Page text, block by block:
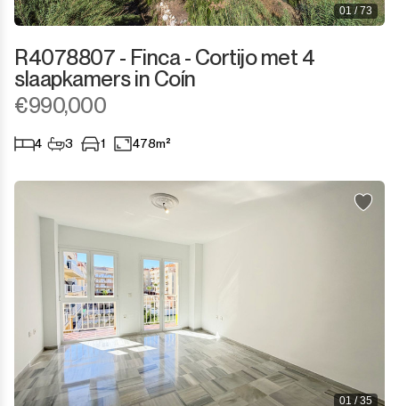
Sotogrande Puerto
Castellar de la Frontera
Jimena de la Frontera
Tarifa
01 / 73
R4078807 - Finca - Cortijo met 4
slaapkamers in Coín
€990,000
4 3 1 478m²
01 / 35